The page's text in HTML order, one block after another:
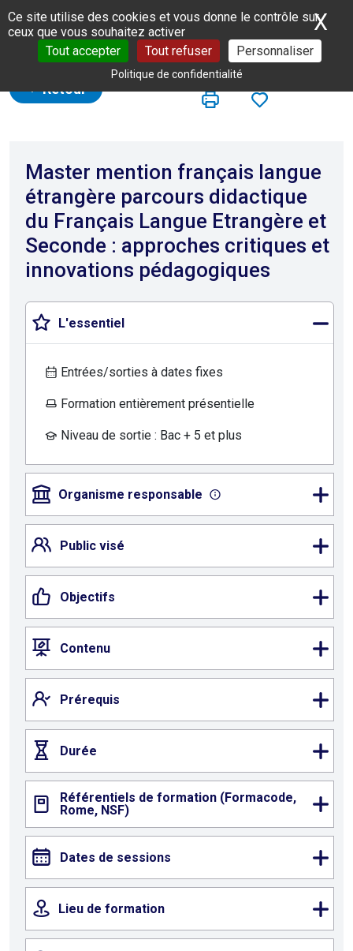
Panneau de gestion des cookies
Ce site utilise des cookies et vous donne le contrôle sur
ceux que vous souhaitez activer
Tout accepter
Tout refuser Personnaliser
Politique de confidentialité
X
Retour
Master mention français langue
étrangère parcours didactique
du Français Langue Etrangère et
Seconde : approches critiques et
innovations pédagogiques
L'essentiel
Entrées/sorties à dates fixes
Formation entièrement présentielle
Niveau de sortie : Bac + 5 et plus
Organisme responsable
Public visé
Objectifs
Contenu
Prérequis
Durée
Référentiels de formation (Formacode,
Rome, NSF)
Dates de sessions
Lieu de formation